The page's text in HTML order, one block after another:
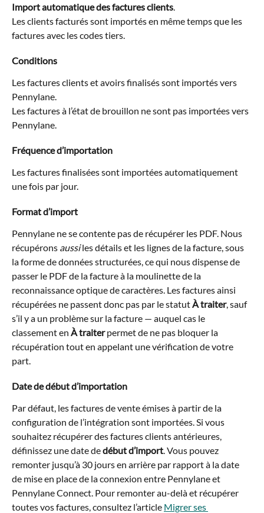
Import automatique des factures clients.
Les clients facturés sont importés en même temps que les
factures avec les codes tiers.
Conditions
Les factures clients et avoirs finalisés sont importés vers
Pennylane.
Les factures à l’état de brouillon ne sont pas importées vers
Pennylane.
Fréquence d’importation
Les factures finalisées sont importées automatiquement
une fois par jour.
Format d’import
Pennylane ne se contente pas de récupérer les PDF. Nous
récupérons aussi les détails et les lignes de la facture, sous
la forme de données structurées, ce qui nous dispense de
passer le PDF de la facture à la moulinette de la
reconnaissance optique de caractères. Les factures ainsi
récupérées ne passent donc pas par le statut À traiter, sauf
s’il y a un problème sur la facture — auquel cas le
classement en À traiter permet de ne pas bloquer la
récupération tout en appelant une vérification de votre
part.
Date de début d’importation
Par défaut, les factures de vente émises à partir de la
configuration de l’intégration sont importées. Si vous
souhaitez récupérer des factures clients antérieures,
définissez une date de début d’import . Vous pouvez
remonter jusqu’à 30 jours en arrière par rapport à la date
de mise en place de la connexion entre Pennylane et
Pennylane Connect. Pour remonter au-delà et récupérer
toutes vos factures, consultez l’article Migrer ses